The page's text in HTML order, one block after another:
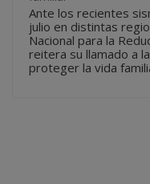
Ante los recientes
julio en distintas
Nacional para la
reitera su llamado a
proteger la vida